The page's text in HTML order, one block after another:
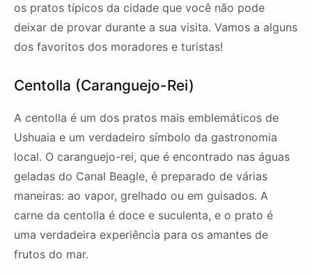
os pratos típicos da cidade que você não pode
deixar de provar durante a sua visita. Vamos a alguns
dos favoritos dos moradores e turistas!
Centolla (Caranguejo-Rei)
A centolla é um dos pratos mais emblemáticos de
Ushuaia e um verdadeiro símbolo da gastronomia
local. O caranguejo-rei, que é encontrado nas águas
geladas do Canal Beagle, é preparado de várias
maneiras: ao vapor, grelhado ou em guisados. A
carne da centolla é doce e suculenta, e o prato é
uma verdadeira experiência para os amantes de
frutos do mar.